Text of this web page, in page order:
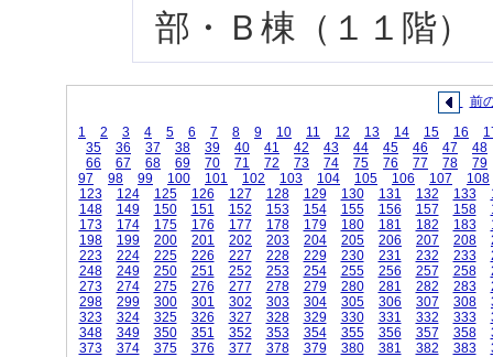
部・Ｂ棟（１１階）
前
1
2 3 4 5 6 7 8 9 10 11 12 13 14 15 16
35
36 37 38 39 40 41 42 43 44 45 46 47
48
66
67 68 69 70 71 72 73 74 75 76 77 78
79
97
98 99 100 101 102 103 104 105 106 107
108
123
124 125 126 127 128 129 130 131 132 133
148
149 150 151 152 153 154 155 156 157 158
173
174 175 176 177 178 179 180 181 182 183
198
199 200 201 202 203 204 205 206 207 208
223
224 225 226 227 228 229 230 231 232 233
248
249 250 251 252 253 254 255 256 257 258
273
274 275 276 277 278 279 280 281 282 283
298
299 300 301 302 303 304 305 306 307 308
323
324 325 326 327 328 329 330 331 332 333
348
349 350 351 352 353 354 355 356 357 358
373
374 375 376 377 378 379 380 381 382 383